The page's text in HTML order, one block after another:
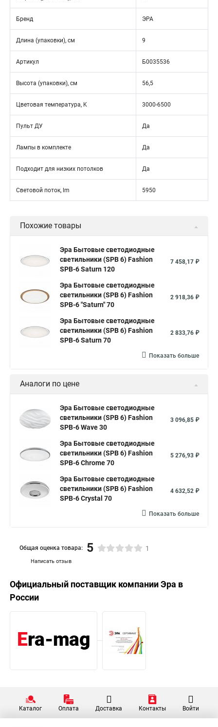
Бренд ЭРА
Длина (упаковки), см 9
Артикул Б0035536
Высота (упаковки), см 56,5
Цветовая температура, K 3000-6500
Пульт ДУ Да
Лампы в комплекте Да
Подходит для низких потолков Да
Световой поток, lm 5950
Похожие товары
Эра Бытовые светодиодные
светильники (SPB 6) Fashion
SPB-6 Saturn 120
7 458,17 ₽
Эра Бытовые светодиодные
светильники (SPB 6) Fashion
SPB-6 "Saturn" 70
2 918,36 ₽
Эра Бытовые светодиодные
светильники (SPB 6) Fashion
SPB-6 Saturn 70
2 833,76 ₽
Показать больше
Аналоги по цене
Эра Бытовые светодиодные
светильники (SPB 6) Fashion
SPB-6 Wave 30
3 096,85 ₽
Эра Бытовые светодиодные
светильники (SPB 6) Fashion
SPB-6 Chrome 70
5 276,93 ₽
Эра Бытовые светодиодные
светильники (SPB 6) Fashion
SPB-6 Crystal 70
4 632,52 ₽
Показать больше
Написать отзыв
Общая оценка товара: 5 1
Официальный поставщик компанииЭра в
России
Каталог Оплата Доставка Контакты Войти